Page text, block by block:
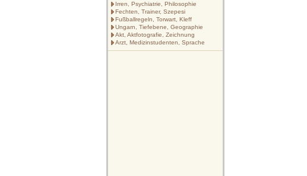
Irren, Psychiatrie, Philosophie
Fechten, Trainer, Szepesi
Fußballregeln, Torwart, Kleff
Ungarn, Tiefebene, Geographie
Akt, Aktfotografie, Zeichnung
Arzt, Medizinstudenten, Sprache